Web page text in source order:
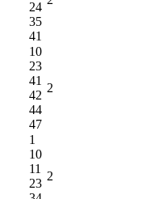
24
35
41
10
23
41
42
44
47
2
1
10
11
23
2